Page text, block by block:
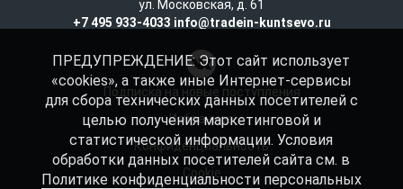
ул. Московская, д. 61
+7 495 933-4033 info@tradein-kuntsevo.ru
Подписка на новые поступления
Избранное
Конфиденциальность
Cookie
ПРЕДУПРЕЖДЕНИЕ: Этот сайт использует
«cookies», а также иные Интернет-сервисы
для сбора технических данных посетителей с
целью получения маркетинговой и
статистической информации. Условия
обработки данных посетителей сайта см. в
Политике конфиденциальностиперсональных